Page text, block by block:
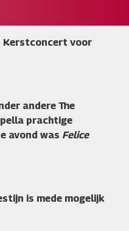
Kerstconcert voor
andere The
prachtige
avond was Felice
is mede mogelijk